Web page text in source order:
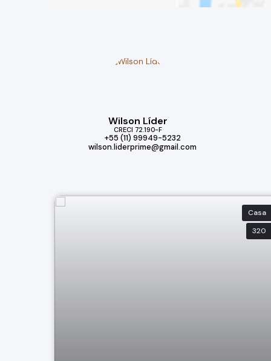
Wilson Líder
CRECI 72.190-F
+55 (11) 99949-5232
wilson.liderprime@gmail.com
Casa
320